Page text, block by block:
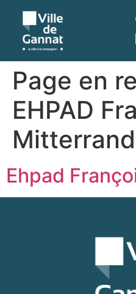
principal
Page en
EHPAD
Mitterrand
Ehpad